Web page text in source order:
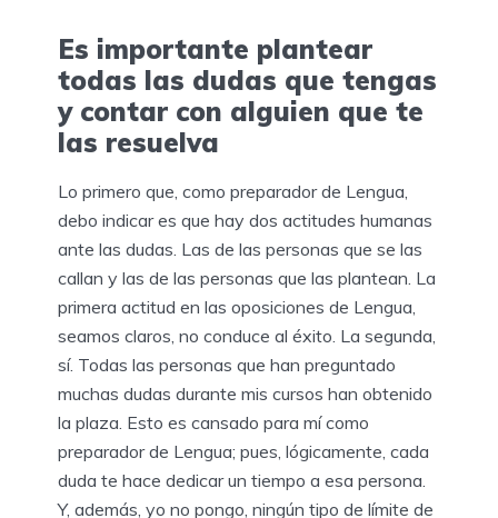
Es importante plantear
todas las dudas que tengas
y contar con alguien que te
las resuelva
Lo primero que, como preparador de Lengua,
debo indicar es que hay dos actitudes humanas
ante las dudas. Las de las personas que se las
callan y las de las personas que las plantean. La
primera actitud en las oposiciones de Lengua,
seamos claros, no conduce al éxito. La segunda,
sí. Todas las personas que han preguntado
muchas dudas durante mis cursos han obtenido
la plaza. Esto es cansado para mí como
preparador de Lengua; pues, lógicamente, cada
duda te hace dedicar un tiempo a esa persona.
Y, además, yo no pongo, ningún tipo de límite de